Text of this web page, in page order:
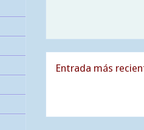
Entrada más